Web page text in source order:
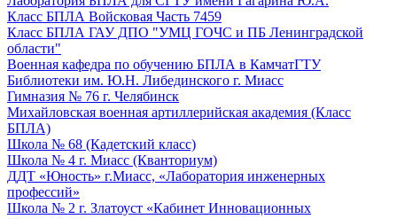
Класс БПЛА Войсковая Часть 7459
Класс БПЛА ГАУ ДПО "УМЦ ГОЧС и ПБ Ленинградской
области"
Военная кафедра по обучению БПЛА в КамчатГТУ
Библиотеки им. Ю.Н. Либединского г. Миасс
Гимназия № 76 г. Челябинск
Михайловская военная артиллерийская академия (Класс
БПЛА)
Школа № 68 (Кадетский класс)
Школа № 4 г. Миасс (Кванториум)
ДДТ «Юность» г.Миасс, «Лаборатория инженерных
профессий»
Школа № 2 г. Златоуст «Кабинет Инновационных